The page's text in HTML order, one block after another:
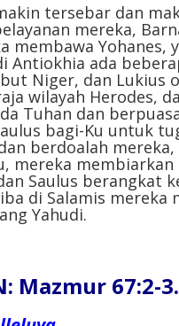
tersebar dan
mereka,
membawa Yohanes,
Antiokhia ada
Niger, dan Lukius
wilayah Herodes,
Tuhan dan
bagi-Ku untuk
berdoalah
mereka membiarkan
Saulus berangkat
di Salamis
Yahudi.
Mazmur 67:2-